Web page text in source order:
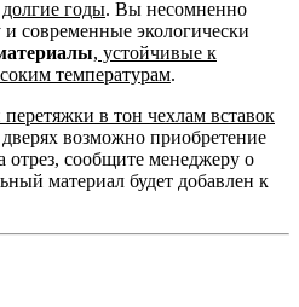
долгие годы. Вы несомненно
современные экологически
, устойчивые к
температурам.
в тон чехлам вставок
возможно приобретение
отрез, сообщите менеджеру о
материал будет добавлен к